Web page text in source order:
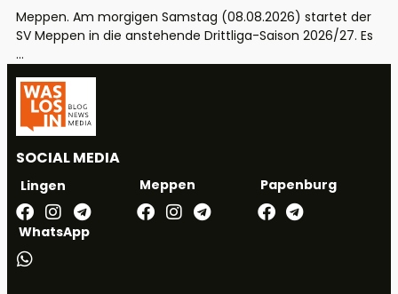
Meppen. Am morgigen Samstag (08.08.2026) startet der
SV Meppen in die anstehende Drittliga-Saison 2026/27. Es
...
SOCIAL MEDIA
Lingen Meppen Papenburg
WhatsApp